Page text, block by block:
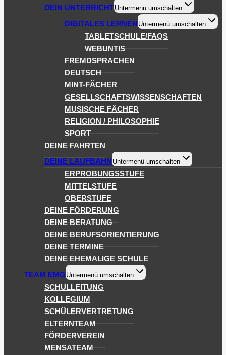
DEIN UNTERRICHTUntermenü umschalten
DIGITALES LERNEN Untermenü umschalten
TABLETSCHULE/FAQS
WEBUNTIS
FREMDSPRACHEN
DEUTSCH
MINT-FÄCHER
GESELLSCHAFTSWISSENSCHAFTEN
MUSISCHE FÄCHER
RELIGION / PHILOSOPHIE
SPORT
DEINE FAHRTEN
DEINE LAUFBAHN Untermenü umschalten
ERPROBUNGSSTUFE
MITTELSTUFE
OBERSTUFE
DEINE FÖRDERUNG
DEINE BERATUNG
DEINE BERUFSORIENTIERUNG
DEINE TERMINE
DEINE EHEMALIGE SCHULE
TEAM EMG Untermenü umschalten
SCHULLEITUNG
KOLLEGIUM
SCHÜLERVERTRETUNG
ELTERNTEAM
FÖRDERVEREIN
MENSATEAM